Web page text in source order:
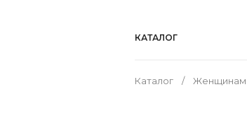
КАТАЛОГ
Каталог Женщинам